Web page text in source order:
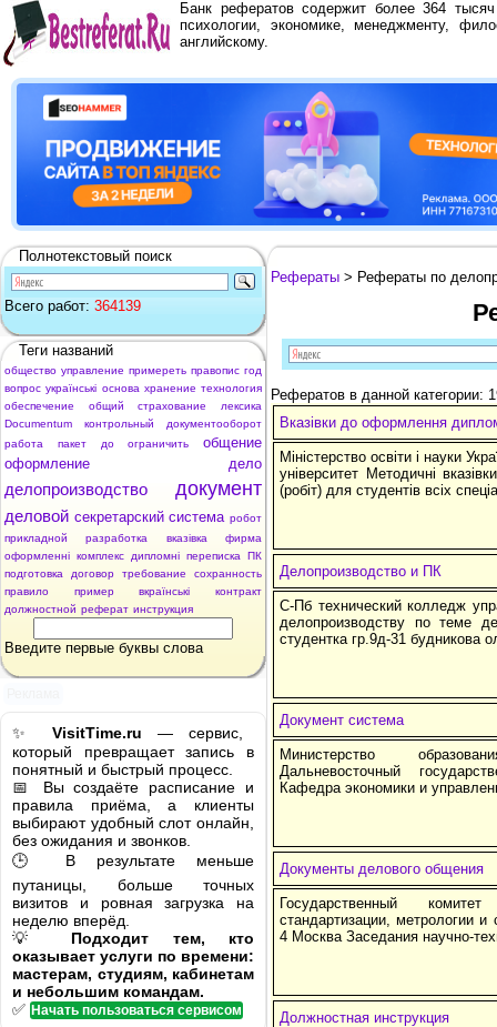
Банк рефератов содержит более 364
психологии, экономике, менеджменту,
английскому.
Полнотекстовый поиск
Всего работ: 364139
Теги названий
общество управление примереть правопис год
вопрос українські основа хранение технология
обеспечение
общий страхование
лексика
Documentum
контрольный
документооборот
работа
пакет до ограничить
общение
оформление
дело
делопроизводство документ
деловой секретарский система робот
прикладной
разработка вказівка
фирма
оформленні комплекс дипломні переписка
ПК
подготовка
договор требование
сохранность
правило
пример вкраїнські
контракт
должностной реферат инструкция
Введите первые буквы слова
✨ VisitTime.ru — сервис,
который превращает запись в
понятный и быстрый процесс.
📅 Вы создаёте расписание и
правила приёма, а клиенты
выбирают удобный слот онлайн,
без ожидания и звонков.
🕒 В результате меньше
путаницы, больше точных
визитов и ровная загрузка на
неделю вперёд.
💡 Подходит тем, кто
оказывает услуги по времени:
мастерам, студиям, кабинетам
и небольшим командам.
✅ Начать пользоваться сервисом
Рефераты > Рефераты по
Рефератов в данной категории:
Вказівки до оформлення
Міністерство освіти і науки
університет Методичні
(робіт) для студентів всіх
Делопроизводство и ПК
С-Пб технический колледж
делопроизводству по теме
студентка гр.9д-31 будникова
Документ система
Министерство
Дальневосточный
Кафедра экономики и
Документы делового общения
Государственный
стандартизации, метрологии
4 Москва Заседания научно-
Должностная инструкция